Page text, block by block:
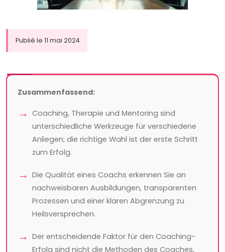
Publié le 11 mai 2024
Zusammenfassend:
Coaching, Therapie und Mentoring sind
unterschiedliche Werkzeuge für verschiedene
Anliegen; die richtige Wahl ist der erste Schritt
zum Erfolg.
Die Qualität eines Coachs erkennen Sie an
nachweisbaren Ausbildungen, transparenten
Prozessen und einer klaren Abgrenzung zu
Heilsversprechen.
Der entscheidende Faktor für den Coaching-
Erfolg sind nicht die Methoden des Coaches,